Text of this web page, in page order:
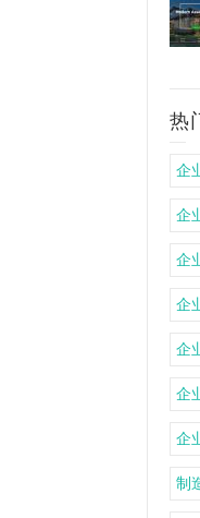
热
企
企
企
企
企
企
企
制